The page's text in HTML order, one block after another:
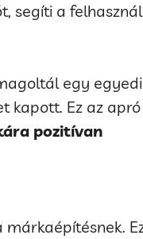
segíti a
egy egyedi
kapott. Ez az apró
pozitívan
márkaépítésnek.